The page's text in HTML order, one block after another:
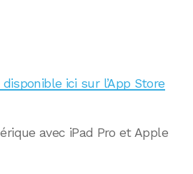
ici sur l’App Store
avec iPad Pro et Apple